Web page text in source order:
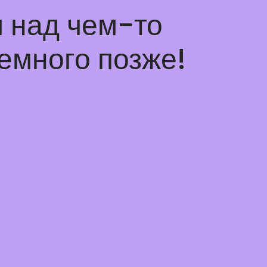
над чем-то
позже!